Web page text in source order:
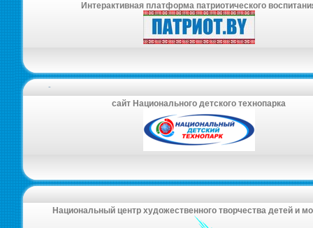
Интерактивная платформа патриотического
-
сайт Национального детского технопарка
Национальный центр художественного творчества детей и